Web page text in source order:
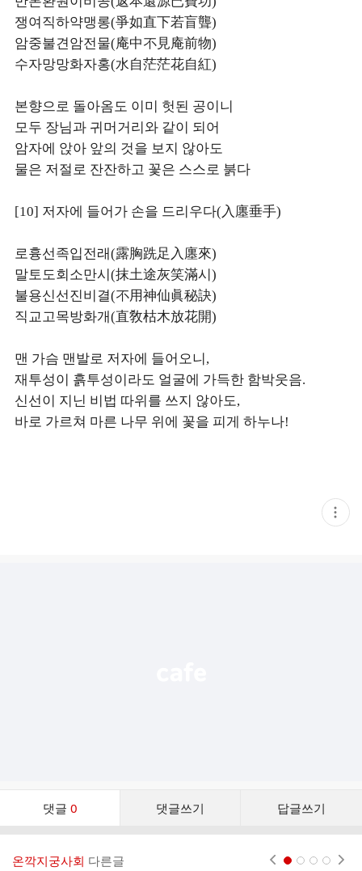
쟁여직하약맹롱(爭如直下若盲聾)
암중불견암전물(庵中不見庵前物)
수자망망화자홍(水自茫茫花自紅)
본향으로 돌아옴도 이미 헛된 공이니
모두 장님과 귀머거리와 같이 되어
암자에 앉아 앞의 것을 보지 않아도
물은 저절로 잔잔하고 꽃은 스스로 붉다
[10] 저자에 들어가 손을 드리우다(入廛垂手)
로흉선족입전래(露胸跣足入廛來)
말토도회소만시(抹土途灰笑滿시)
불용신선진비결(不用神仙眞秘訣)
직교고목방화개(直敎枯木放花開)
맨 가슴 맨발로 저자에 들어오니,
재투성이 흙투성이라도 얼굴에 가득한 함박웃음.
신선이 지닌 비법 따위를 쓰지 않아도,
바로 가르쳐 마른 나무 위에 꽃을 피게 하누나!
현
재
댓글 0 댓글쓰기 답글쓰기
댓
온깍지궁사회 다른글